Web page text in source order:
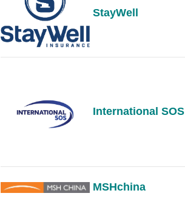
StayWell
International SOS
MSHchina